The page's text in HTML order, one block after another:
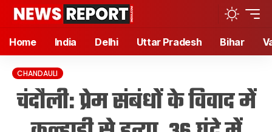
Home India Delhi Uttar Pradesh Bihar
CHANDAULI
चंदौली: प्रेम संबंधों के विवाद में